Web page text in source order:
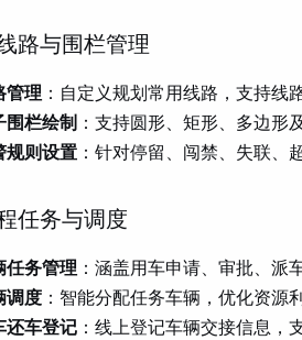
路与围栏管理
管理 ：自定义规划常用线路，支持线
围栏绘制 ：支持圆形、矩形、多边形
规则设置 ：针对停留、闯禁、失联
任务与调度
任务管理 ：涵盖用车申请、审批、派
调度 ：智能分配任务车辆，优化资源
还车登记 ：线上登记车辆交接信息